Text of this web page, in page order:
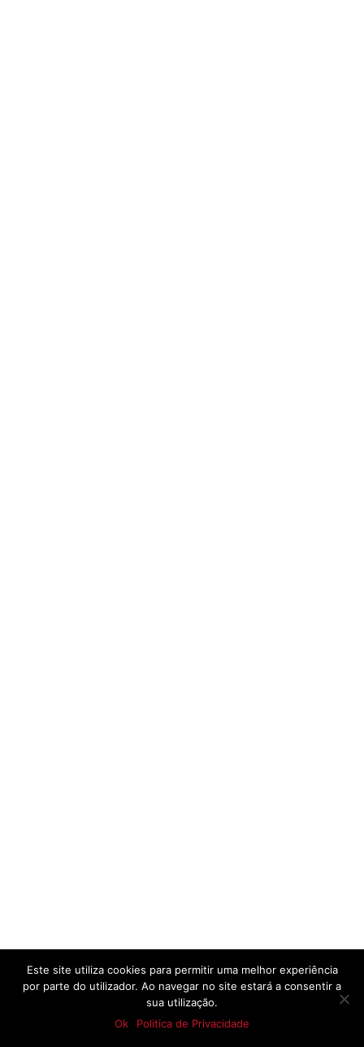
Cheque-Formação: Apoio 90% Valor da inscrição.
Nós apoiamos a sua candidatura!
Plano Formativo 2025
Cheque-Formação: Apoio 90% Valor
da inscrição. Nós apoiamos a sua
candidatura.
Este site utiliza cookies para permitir uma melhor experiência
por parte do utilizador. Ao navegar no site estará a consentir a
sua utilização.
Ok
Politica de Privacidade